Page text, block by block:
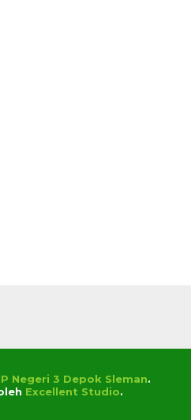
Negeri 3 Depok Sleman.
Excellent Studio.